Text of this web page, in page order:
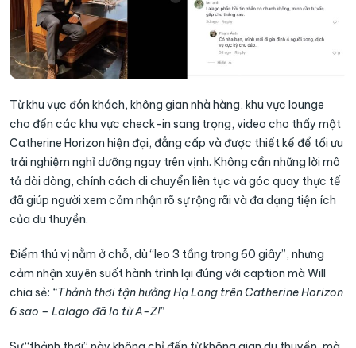
Từ khu vực đón khách, không gian nhà hàng, khu vực lounge
cho đến các khu vực check-in sang trọng, video cho thấy một
Catherine Horizon hiện đại, đẳng cấp và được thiết kế để tối ưu
trải nghiệm nghỉ dưỡng ngay trên vịnh. Không cần những lời mô
tả dài dòng, chính cách di chuyển liên tục và góc quay thực tế
đã giúp người xem cảm nhận rõ sự rộng rãi và đa dạng tiện ích
của du thuyền.
Điểm thú vị nằm ở chỗ, dù “leo 3 tầng trong 60 giây”, nhưng
cảm nhận xuyên suốt hành trình lại đúng với caption mà Will
chia sẻ: “Thảnh thơi tận hưởng Hạ Long trên Catherine Horizon
6 sao – Lalago đã lo từ A-Z!”